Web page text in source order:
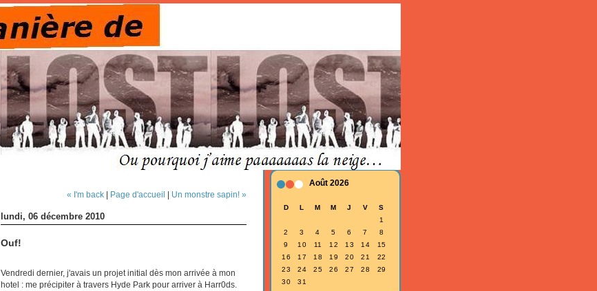
Août 2026
D L M M J V
S
1
2
3 4 5 6 7
8
9
10 11 12 13 14
15
16
17 18 19 20 21
22
23
24 25 26 27 28
29
30
31
« I'm back| Page d'accueil | Un monstre sapin! »
lundi, 06 décembre 2010
Ouf!
Vendredi dernier, j'avais un projet initial dès mon arrivée à mon
hotel : me précipiter à travers Hyde Park pour arriver à Harr0ds.